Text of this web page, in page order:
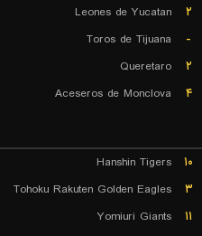
۲
Leones de Yucatan
-
Toros de Tijuana
۲
Queretaro
۴ Aceseros de Monclova
۱۰
Hanshin Tigers
۳
Tohoku Rakuten Golden Eagles
۱۱
Yomiuri Giants